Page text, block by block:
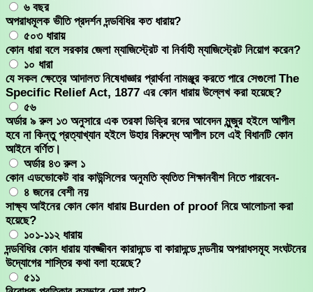
৬ বছর
অপরাধমূলক ভীতি প্রদর্শন দন্ডবিধির কত ধারায়?
৫০৩ ধারায়
কোন ধারা বলে সরকার জেলা ম্যাজিস্ট্রেট বা নির্বাহী ম্যাজিস্ট্রেট নিয়োগ করেন?
১০ ধারা
যে সকল ক্ষেত্রে আদালত নিষেধাজ্ঞার প্রার্থনা নামঞ্জুর করতে পারে সেগুলো The
Specific Relief Act, 1877 এর কোন ধারায় উল্লেখ করা হয়েছে?
৫৬
অর্ডার ৯ রুল ১৩ অনুসারে এক তরফা ডিক্রি রদের আবেদন মুন্জুর হইলে আপীল
হবে না কিন্তু প্রত্যাখ্যান হইলে উহার বিরুদ্ধে আপীল চলে এই বিধানটি কোন
আইনে বর্ণিত।
অর্ডার ৪৩ রুল ১
কোন এডভোকেট বার কাউন্সিলের অনুমতি ব্যতিত শিক্ষানবীশ নিতে পারবেন-
৪ জনের বেশী নয়
সাক্ষ্য আইনের কোন কোন ধারায় Burden of proof নিয়ে আলোচনা করা
হয়েছে?
১০১-১১২ ধারায়
দন্ডবিধির কোন ধারায় যাবজ্জীবন কারাদন্ডে বা কারাদন্ডে দন্ডনীয় অপরাধসমূহ সংঘটনের
উদ্যোগের শাস্তির কথা বলা হয়েছে?
৫১১